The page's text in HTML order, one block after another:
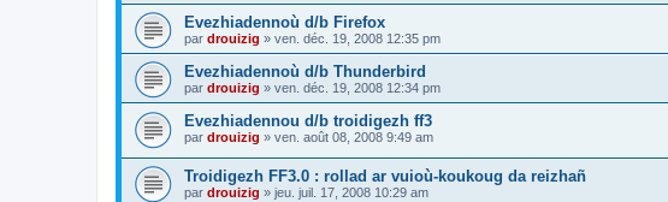
Evezhiadennoù d/b Firefox
par drouizig » ven. déc. 19, 2008 12:35 pm
Evezhiadennoù d/b Thunderbird
par drouizig » ven. déc. 19, 2008 12:34 pm
Evezhiadennou d/b troidigezh ff3
par drouizig » ven. août 08, 2008 9:49 am
Troidigezh FF3.0 : rollad ar vuioù-koukoug da reizhañ
par drouizig » jeu. juil. 17, 2008 10:29 am